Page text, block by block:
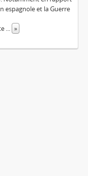
espagnole et la Guerre
... »